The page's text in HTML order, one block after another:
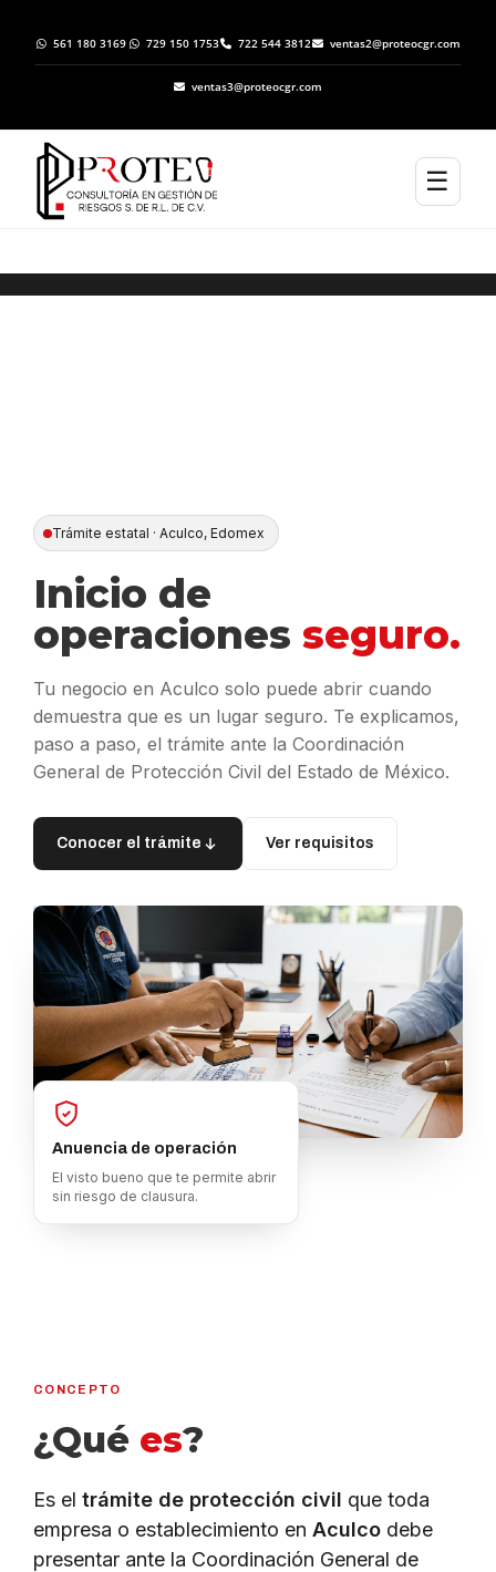
561 180 3169 729 150 1753 722 544 3812 ventas2@proteocgr.com
ventas3@proteocgr.com
☰
Trámite estatal · Aculco, Edomex
Inicio de
operaciones seguro.
Tu negocio en Aculco solo puede abrir cuando
demuestra que es un lugar seguro. Te explicamos,
paso a paso, el trámite ante la Coordinación
General de Protección Civil del Estado de México.
Conocer el trámite Ver requisitos
Anuencia de operación
El visto bueno que te permite abrir
sin riesgo de clausura.
CONCEPTO
¿Qué es?
Es el trámite de protección civil que toda
empresa o establecimiento en Aculco debe
presentar ante la Coordinación General de